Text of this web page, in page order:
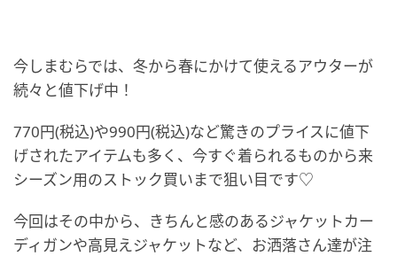
今しまむらでは、冬から春にかけて使えるアウターが
続々と値下げ中！
770円(税込)や990円(税込)など驚きのプライスに値下
げされたアイテムも多く、今すぐ着られるものから来
シーズン用のストック買いまで狙い目です♡
今回はその中から、きちんと感のあるジャケットカー
ディガンや高見えジャケットなど、お洒落さん達が注